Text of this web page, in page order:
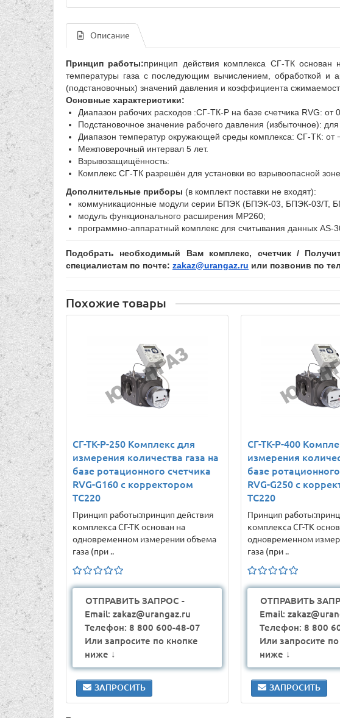
Описание
Принцип работы:принцип действия комплекса СГ-ТК
температуры газа с последующим вычислением, обработкой и
(подстановочных) значений давления и коэффициента
Основные характеристики:
Диапазон рабочих расходов :СГ-ТК-Р на базе счетчика RVG:
Подстановочное значение рабочего давления (избыточное):
Диапазон температур окружающей среды комплекса: СГ-ТК: от
Межповерочный интервал 5 лет.
Взрывозащищённость:
Комплекс СГ-ТК разрешён для установки во взрывоопасной
Дополнительные приборы (в комплект поставки не входят):
коммуникационные модули серии БПЭК (БПЭК-03, БПЭК-03/
модуль функционального расширения МР260;
программно-аппаратный комплекс для считывания данных AS-
Подобрать необходимый Вам комплекс, счетчик /
специалистам по почте: zakaz@urangaz.ru или позвонив по
Похожие товары
СГ-ТК-Р-250 Комплекс для
измерения количества газа на
базе ротационного счетчика
RVG-G160 с корректором
ТС220
Принцип работы:принцип действия
комплекса СГ-ТК основан на
одновременном измерении объема
газа (при ..
ОТПРАВИТЬ ЗАПРОС -
Email: zakaz@urangaz.ru
Телефон: 8 800 600-48-07
Или запросите по кнопке
ниже ↓
ЗАПРОСИТЬ
СГ-ТК-Р-400
измерения
базе
RVG-G250 с
ТС220
Принцип
комплекса СГ-ТК
одновременном
газа (при ..
ОТПРАВИТЬ
Email:
Телефон: 8 800
Или запросите
ниже ↓
ЗАПРОСИТЬ